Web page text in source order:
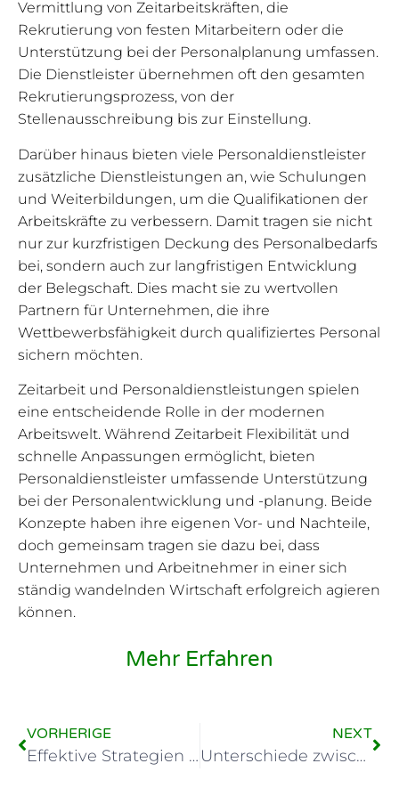
Vermittlung von Zeitarbeitskräften, die
Rekrutierung von festen Mitarbeitern oder die
Unterstützung bei der Personalplanung umfassen.
Die Dienstleister übernehmen oft den gesamten
Rekrutierungsprozess, von der
Stellenausschreibung bis zur Einstellung.
Darüber hinaus bieten viele Personaldienstleister
zusätzliche Dienstleistungen an, wie Schulungen
und Weiterbildungen, um die Qualifikationen der
Arbeitskräfte zu verbessern. Damit tragen sie nicht
nur zur kurzfristigen Deckung des Personalbedarfs
bei, sondern auch zur langfristigen Entwicklung
der Belegschaft. Dies macht sie zu wertvollen
Partnern für Unternehmen, die ihre
Wettbewerbsfähigkeit durch qualifiziertes Personal
sichern möchten.
Zeitarbeit und Personaldienstleistungen spielen
eine entscheidende Rolle in der modernen
Arbeitswelt. Während Zeitarbeit Flexibilität und
schnelle Anpassungen ermöglicht, bieten
Personaldienstleister umfassende Unterstützung
bei der Personalentwicklung und -planung. Beide
Konzepte haben ihre eigenen Vor- und Nachteile,
doch gemeinsam tragen sie dazu bei, dass
Unternehmen und Arbeitnehmer in einer sich
ständig wandelnden Wirtschaft erfolgreich agieren
können.
Mehr Erfahren
VORHERIGE
Effektive Strategien der privaten Arbeitsvermittlung
NEXT
Unterschiede zwischen Zeitarbeit und Leiharbeit erläutert